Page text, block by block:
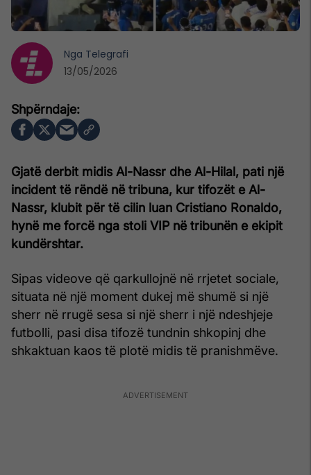
Gjatë derbit midis Al-Nassr dhe Al-Hilal, pati një
incident të rëndë në tribuna, kur tifozët e Al-
Nassr, klubit për të cilin luan Cristiano Ronaldo,
hynë me forcë nga stoli VIP në tribunën e ekipit
kundërshtar.
Sipas videove që qarkullojnë në rrjetet sociale,
situata në një moment dukej më shumë si një
sherr në rrugë sesa si një sherr i një ndeshjeje
futbolli, pasi disa tifozë tundnin shkopinj dhe
shkaktuan kaos të plotë midis të pranishmëve.
Nga Telegrafi
13/05/2026